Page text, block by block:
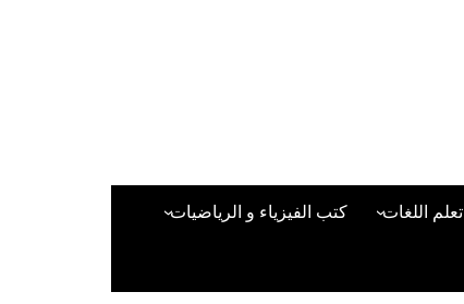
تعلم اللغات
تعلم اللغة التركية
كتب الفيزياء و الرياضيات
كتب لغات البرمجة